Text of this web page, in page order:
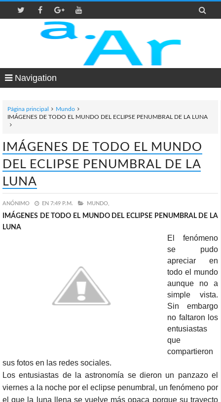

Navigation
Página principal
Mundo
IMÁGENES DE TODO EL MUNDO DEL ECLIPSE PENUMBRAL DE LA LUNA
IMÁGENES DE TODO EL MUNDO
DEL ECLIPSE PENUMBRAL DE LA
LUNA
ANÓNIMO EN 7:49 P.M. MUNDO,
IMÁGENES DE TODO EL MUNDO DEL ECLIPSE PENUMBRAL DE LA
LUNA
El fenómeno
se pudo
apreciar en
todo el mundo
aunque no a
simple vista.
Sin embargo
no faltaron los
entusiastas
que
compartieron
sus fotos en las redes sociales.
Los entusiastas de la astronomía se dieron un panzazo el
viernes a la noche por el eclipse penumbral, un fenómeno por
el que la luna llena se vuelve más opaca porque su trayecto